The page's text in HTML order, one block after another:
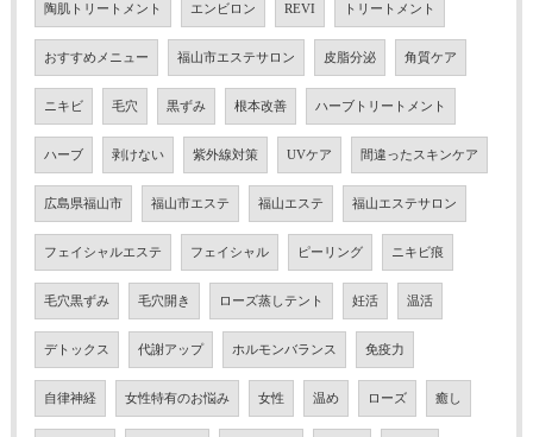
陶肌トリートメント エンビロン REVI トリートメント
おすすめメニュー 福山市エステサロン 皮脂分泌 角質ケア
ニキビ 毛穴 黒ずみ 根本改善 ハーブトリートメント
ハーブ 剥けない 紫外線対策 UVケア 間違ったスキンケア
広島県福山市 福山市エステ 福山エステ 福山エステサロン
フェイシャルエステ フェイシャル ピーリング ニキビ痕
毛穴黒ずみ 毛穴開き ローズ蒸しテント 妊活 温活
デトックス 代謝アップ ホルモンバランス 免疫力
自律神経 女性特有のお悩み 女性 温め ローズ 癒し